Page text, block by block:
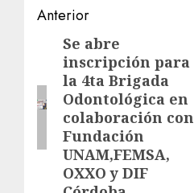
Navegación
entradas
Anterior
Entrada
anterior:
Se abre
inscripción para
la 4ta Brigada
Odontológica en
colaboración con
Fundación
UNAM,FEMSA,
OXXO y DIF